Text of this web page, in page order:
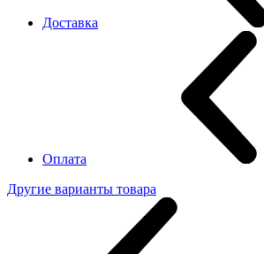
Доставка
Оплата
Другие варианты товара